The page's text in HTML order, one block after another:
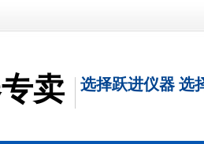
卖 选择跃进仪器 选